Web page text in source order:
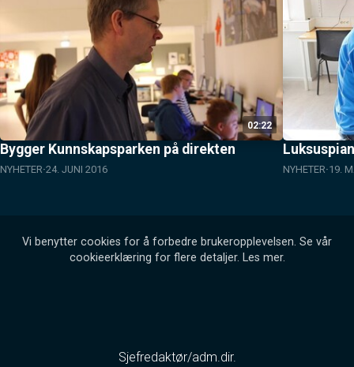
02:22
Bygger Kunnskapsparken på direkten
NYHETER 24. JUNI 2016 NYHETER 19.
Vi benytter cookies for å forbedre brukeropplevelsen. Se vår
cookieerklæring for flere detaljer. Les mer.
Sjefredaktør/adm.dir.